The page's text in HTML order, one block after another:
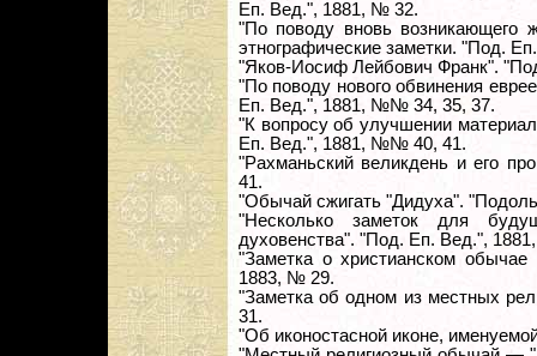
Еп. Вед.", 1881, № 32.
"По поводу вновь возникающего
этнографические заметки. "Под.
"Яков-Иосиф Лейбович Франк".
"По поводу нового обвинения
Еп. Вед.", 1881, №№ 34, 35, 37.
"К вопросу об улучшении
Еп. Вед.", 1881, №№ 40, 41.
"Рахманьский великдень и его
41.
"Обычай сжигать "Дидуха".
"Несколько заметок для
духовенства". "Под. Еп. Вед.",
"Заметка о христианском
1883, № 29.
"Заметка об одном из местных
31.
"Об иконостасной иконе,